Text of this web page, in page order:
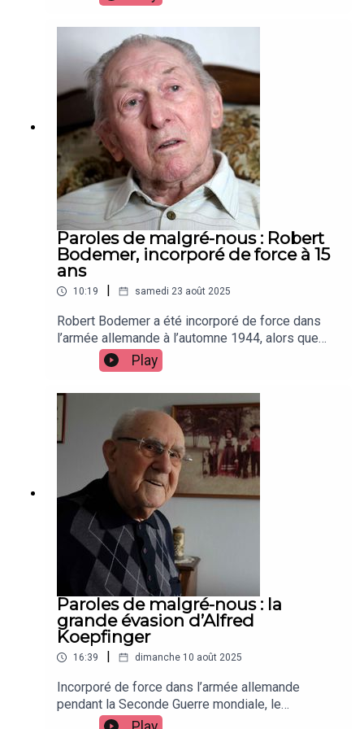
A plusieurs reprises durant la guerre, ce
Lingolsheimois aurait pu être déporté voire
exécuté. Mais la chance lui a toujours souri.
Paroles de malgré-nous : Robert
Bodemer, incorporé de force à 15
ans
10:19 | samedi 23 août 2025
Robert Bodemer a été incorporé de force dans
l’armée allemande à l’automne 1944, alors que
son village de Balbronn, à côté de Molsheim,
allait être libéré. A 15 ans et 10 mois, il fait partie
des malgré-nous les plus jeunes. Prisonnier de
l’armée russe, il a échappé au sinistre camp de
Tambov, grâce à une otite sévère.
Play
Paroles de malgré-nous : la
grande évasion d’Alfred
Koepfinger
16:39 dimanche 10 août 2025
Incorporé de force dans l’armée allemande
pendant la Seconde Guerre mondiale, le
Bischheimois Alfred Koepfinger devait se battre